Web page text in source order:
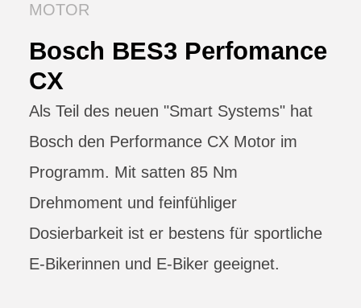
MOTOR
Bosch BES3 Perfomance
CX
Als Teil des neuen "Smart Systems" hat
Bosch den Performance CX Motor im
Programm. Mit satten 85 Nm
Drehmoment und feinfühliger
Dosierbarkeit ist er bestens für sportliche
E-Bikerinnen und E-Biker geeignet.